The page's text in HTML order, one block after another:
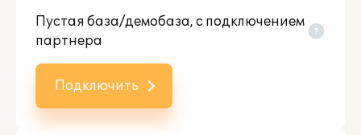
Пустая база/демобаза, c подключением
партнера
Подключить